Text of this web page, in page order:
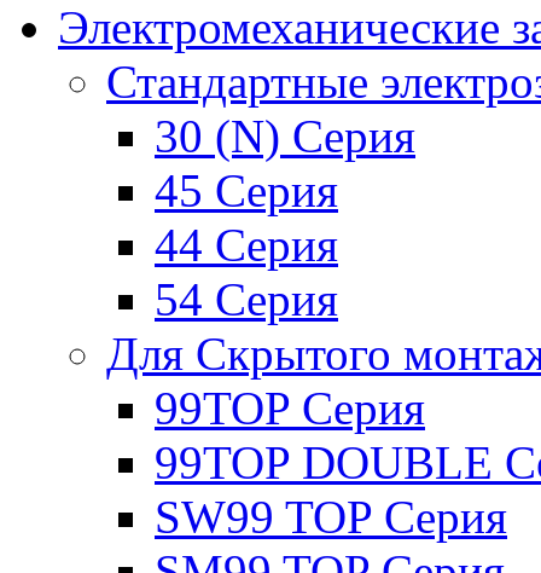
Электромеханические
Стандартные
30 (N) Серия
45 Серия
44 Серия
54 Серия
Для Скрытого
99TOP Серия
99TOP DOUBLE
SW99 TOP Серия